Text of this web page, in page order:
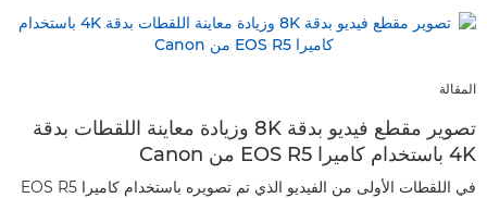
المقالة
تصوير مقطع فيديو بدقة 8K وزيادة معاينة اللقطات بدقة
4K باستخدام كاميرا EOS R5 من Canon
في اللقطات الأولى من الفيديو الذي تم تصويره باستخدام كاميرا EOS R5